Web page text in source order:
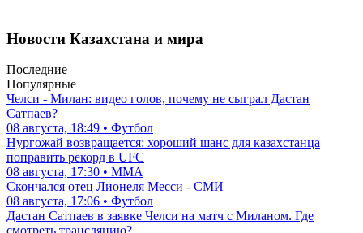
Новости Казахстана и мира
Последние
Популярные
Челси - Милан: видео голов, почему не сыграл Дастан
Сатпаев?
08 августа, 18:49 • Футбол
Нургожай возвращается: хороший шанс для казахстанца
поправить рекорд в UFC
08 августа, 17:30 • ММА
Скончался отец Лионеля Месси - СМИ
08 августа, 17:06 • Футбол
Дастан Сатпаев в заявке Челси на матч с Миланом. Где